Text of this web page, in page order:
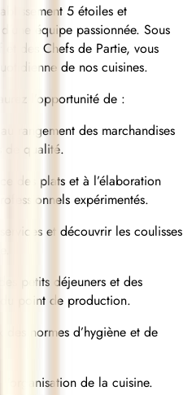
5 étoiles et
équipe passionnée. Sous
des Chefs de Partie, vous
de nos cuisines.
l’opportunité de :
rangement des marchandises
de qualité.
des plats et à l’élaboration
expérimentés.
et découvrir les coulisses
petits déjeuners et des
point de production.
normes d’hygiène et de
de la cuisine.